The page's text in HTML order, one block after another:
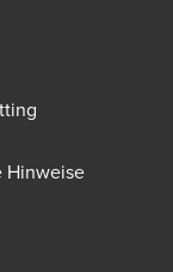
tab
Hinweise